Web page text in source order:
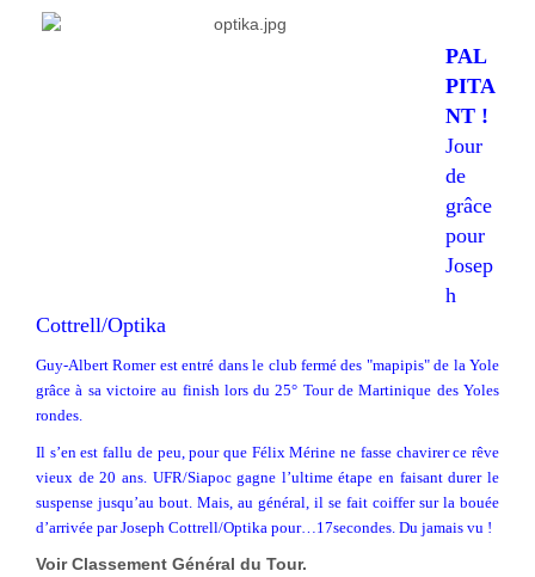
PAL
PITA
NT !
Jour
de
grâce
pour
Josep
h
Cottrell/Optika
Guy-Albert Romer est entré dans le club fermé des "mapipis" de la Yole
grâce à sa victoire au finish lors du 25° Tour de Martinique des Yoles
rondes.
Il s’en est fallu de peu, pour que Félix Mérine ne fasse chavirer ce rêve
vieux de 20 ans. UFR/Siapoc gagne l’ultime étape en faisant durer le
suspense jusqu’au bout. Mais, au général, il se fait coiffer sur la bouée
d’arrivée par Joseph Cottrell/Optika pour…17secondes. Du jamais vu !
Voir Classement Général du Tour.